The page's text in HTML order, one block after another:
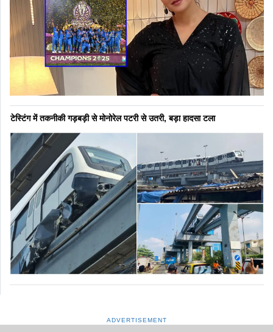
टेस्टिंग में तकनीकी गड़बड़ी से मोनोरेल पटरी से उतरी, बड़ा हादसा टला
ADVERTISEMENT